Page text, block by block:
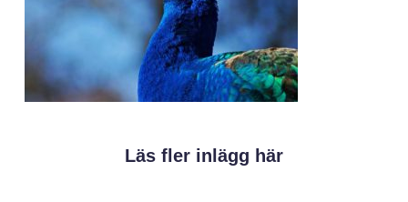
Läs fler inlägg här